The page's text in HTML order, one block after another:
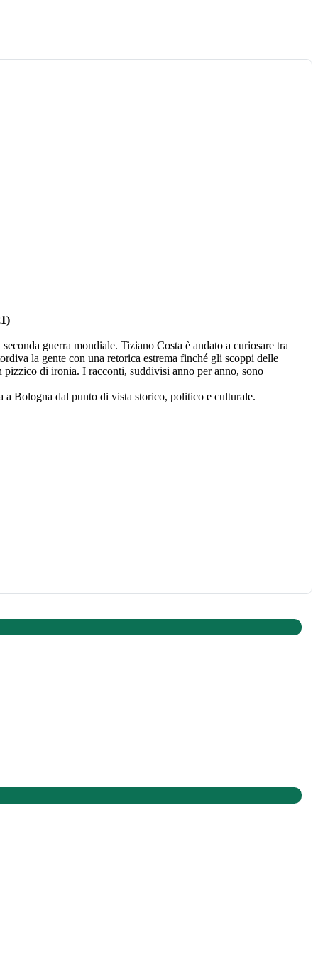
guerra mondiale. Tiziano Costa è andato a curiosare tra
la gente con una retorica estrema finché gli scoppi delle
di ironia. I racconti, suddivisi anno per anno, sono
a Bologna dal punto di vista storico, politico e culturale.